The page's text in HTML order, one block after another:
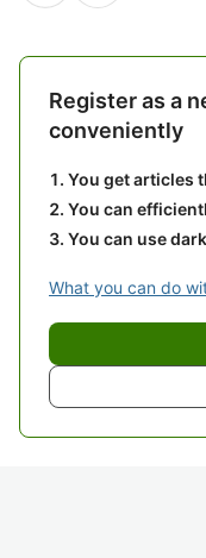
Register as a
conveniently
You get articles
You can
You can use
What you can do